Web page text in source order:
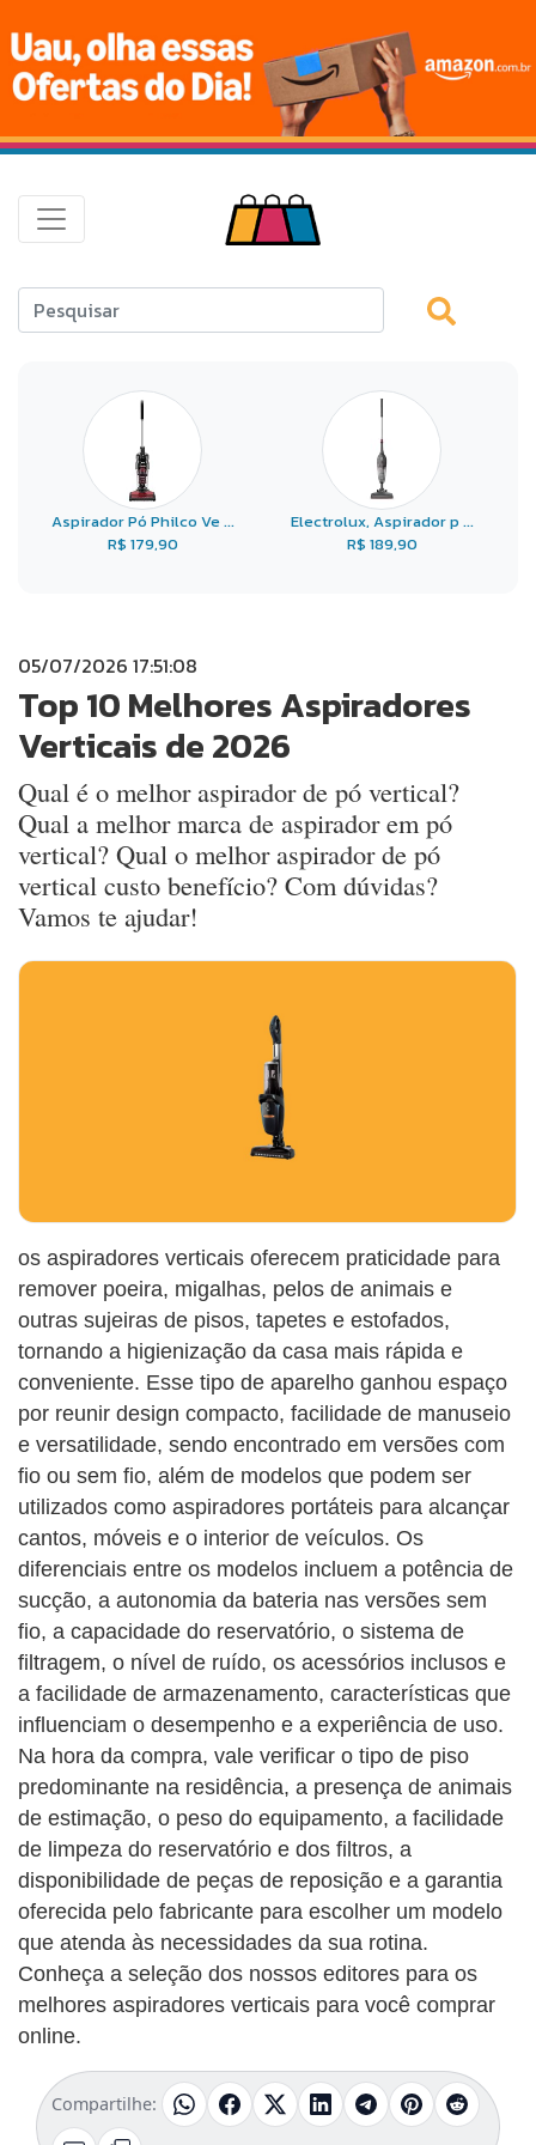
Aspirador Pó Philco Ve ...
R$ 179,90
Electrolux, Aspirador p ...
R$ 189,90
05/07/2026 17:51:08
Top 10 Melhores Aspiradores
Verticais de 2026
Qual é o melhor aspirador de pó vertical?
Qual a melhor marca de aspirador em pó
vertical? Qual o melhor aspirador de pó
vertical custo benefício? Com dúvidas?
Vamos te ajudar!
os aspiradores verticais oferecem praticidade para
remover poeira, migalhas, pelos de animais e
outras sujeiras de pisos, tapetes e estofados,
tornando a higienização da casa mais rápida e
conveniente. Esse tipo de aparelho ganhou espaço
por reunir design compacto, facilidade de manuseio
e versatilidade, sendo encontrado em versões com
fio ou sem fio, além de modelos que podem ser
utilizados como aspiradores portáteis para alcançar
cantos, móveis e o interior de veículos. Os
diferenciais entre os modelos incluem a potência de
sucção, a autonomia da bateria nas versões sem
fio, a capacidade do reservatório, o sistema de
filtragem, o nível de ruído, os acessórios inclusos e
a facilidade de armazenamento, características que
influenciam o desempenho e a experiência de uso.
Na hora da compra, vale verificar o tipo de piso
predominante na residência, a presença de animais
de estimação, o peso do equipamento, a facilidade
de limpeza do reservatório e dos filtros, a
disponibilidade de peças de reposição e a garantia
oferecida pelo fabricante para escolher um modelo
que atenda às necessidades da sua rotina.
Conheça a seleção dos nossos editores para os
melhores aspiradores verticais para você comprar
online.
Compartilhe: